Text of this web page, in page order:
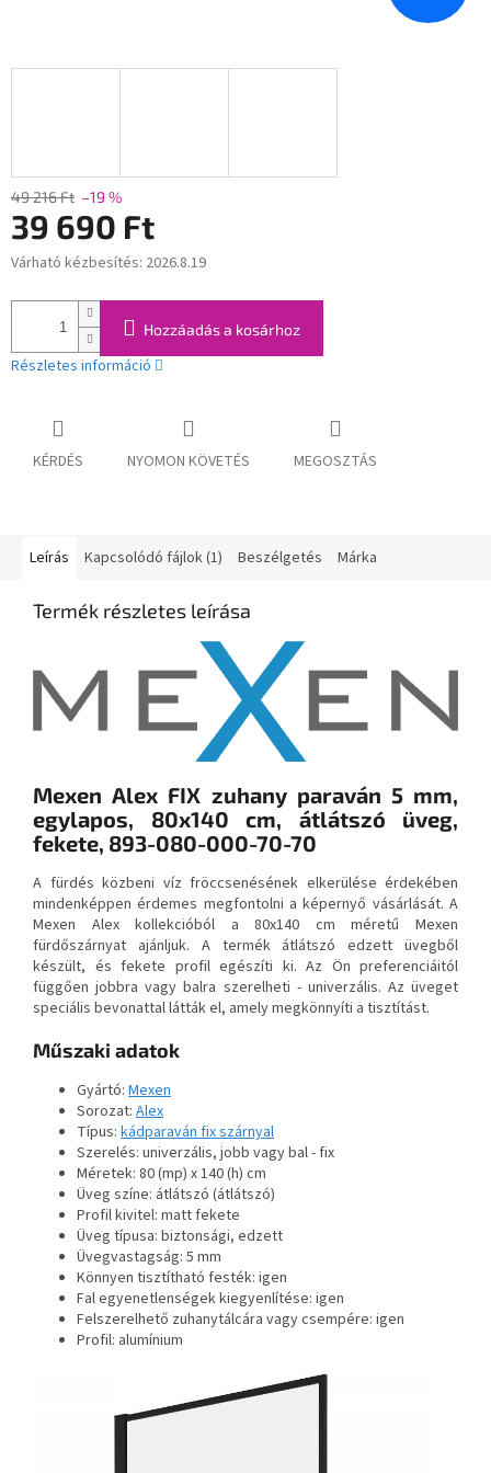
49 216 Ft –19 %
39 690 Ft
Egységár:
Várható kézbesítés: 2026.8.19
Hozzáadás a kosárhoz
Részletes információ
KÉRDÉS NYOMON KÖVETÉS MEGOSZTÁS
Leírás Kapcsolódó fájlok (1) Beszélgetés Márka
Termék részletes leírása
Mexen Alex FIX zuhany paraván 5 mm,
egylapos, 80x140 cm, átlátszó üveg,
fekete, 893-080-000-70-70
A fürdés közbeni víz fröccsenésének elkerülése érdekében
mindenképpen érdemes megfontolni a képernyő vásárlását. A
Mexen Alex kollekcióból a 80x140 cm méretű Mexen
fürdőszárnyat ajánljuk. A termék átlátszó edzett üvegből
készült, és fekete profil egészíti ki. Az Ön preferenciáitól
függően jobbra vagy balra szerelheti - univerzális. Az üveget
speciális bevonattal látták el, amely megkönnyíti a tisztítást.
Műszaki adatok
Gyártó: Mexen
Sorozat: Alex
Típus: kádparaván fix szárnyal
Szerelés: univerzális, jobb vagy bal - fix
Méretek: 80 (mp) x 140 (h) cm
Üveg színe: átlátszó (átlátszó)
Profil kivitel: matt fekete
Üveg típusa: biztonsági, edzett
Üvegvastagság: 5 mm
Könnyen tisztítható festék: igen
Fal egyenetlenségek kiegyenlítése: igen
Felszerelhető zuhanytálcára vagy csempére: igen
Profil: alumínium